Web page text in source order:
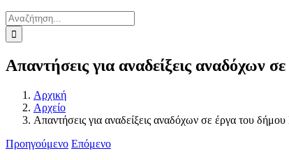
Αναζήτηση
για:
Απαντήσεις για αναδείξεις αναδόχων
Αρχική
Αρχείο
Απαντήσεις για αναδείξεις αναδόχων σε έργα του
Προηγούμενο Επόμενο